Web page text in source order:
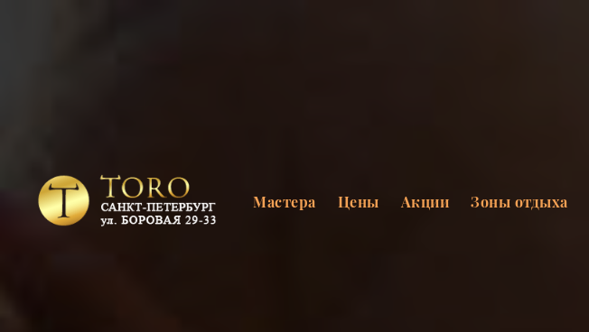
Мастера Цены Акции Зоны отдыха